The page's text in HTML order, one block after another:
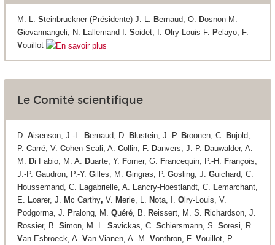
M.-L. Steinbruckner (Présidente) J.-L. Bernaud, O. Dosnon M.
Giovannangeli, N. Lallemand I. Soidet, I. Olry-Louis F. Pelayo, F.
Vouillot
Le Comité scientifique
D. Aisenson, J.-L. Bernaud, D. Blustein, J.-P. Broonen, C. Bujold,
P. Carré, V. Cohen-Scali, A. Collin, F. Danvers, J.-P. Dauwalder, A.
M. Di Fabio, M. A. Duarte, Y. Forner, G. Francequin, P.-H. François,
J.-P. Gaudron, P.-Y. Gilles, M. Gingras, P. Gosling, J. Guichard, C.
Houssemand, C. Lagabrielle, A. Lancry-Hoestlandt, C. Lemarchant,
E. Loarer, J. Mc Carthy, V. Merle, L. Nota, I. Olry-Louis, V.
Podgorrna, J. Pralong, M. Quéré, B. Reissert, M. S. Richardson, J.
Rossier, B. Simon, M. L. Savickas, C. Schiersmann, S. Soresi, R.
Van Esbroeck, A. Van Vianen, A.-M. Vonthron, F. Vouillot, P.